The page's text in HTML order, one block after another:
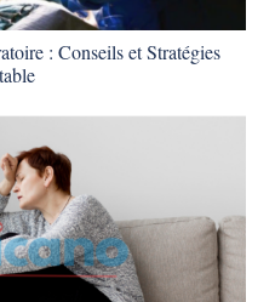
: Conseils et Stratégies